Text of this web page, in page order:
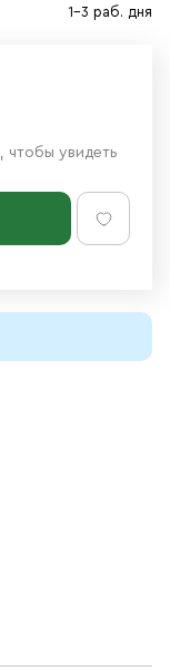
1-3 раб. дня
, чтобы увидеть